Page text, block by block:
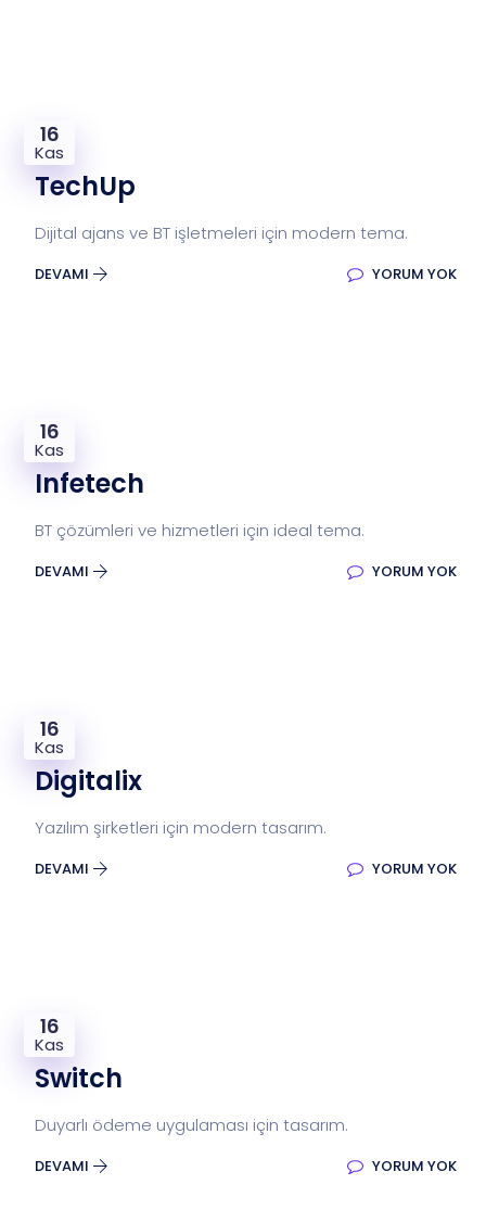
16
Kas
TechUp
Dijital ajans ve BT işletmeleri için modern tema.
DEVAMI YORUM YOK
16
Kas
Infetech
BT çözümleri ve hizmetleri için ideal tema.
DEVAMI YORUM YOK
16
Kas
Digitalix
Yazılım şirketleri için modern tasarım.
DEVAMI YORUM YOK
16
Kas
Switch
Duyarlı ödeme uygulaması için tasarım.
DEVAMI YORUM YOK